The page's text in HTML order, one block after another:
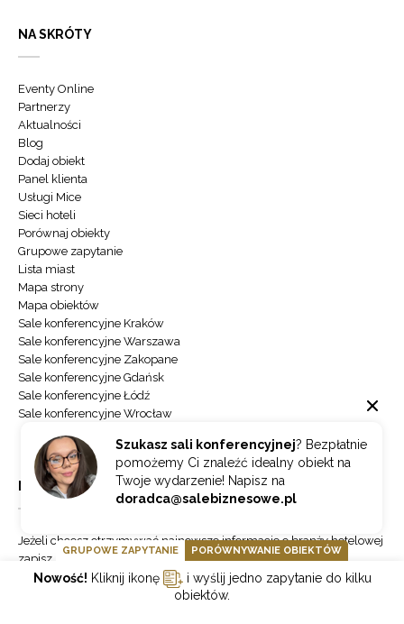
Szukasz sali konferencyjnej? Bezpłatnie
pomożemy Ci znaleźć idealny obiekt na
Twoje wydarzenie! Napisz na
doradca@salebiznesowe.pl
NA SKRÓTY
Eventy Online
Partnerzy
Aktualności
Blog
Dodaj obiekt
Panel klienta
Usługi Mice
Sieci hoteli
Porównaj obiekty
Grupowe zapytanie
Lista miast
Mapa strony
Mapa obiektów
Sale konferencyjne Kraków
Sale konferencyjne Warszawa
Sale konferencyjne Zakopane
Sale konferencyjne Gdańsk
Sale konferencyjne Łódź
Sale konferencyjne Wrocław
NEWSLETTER
Jeżeli chcesz otrzymywać najnowsze informacje o branży hotelowej
zapisz się do naszego newslettera.
GRUPOWE ZAPYTANIE PORÓWNYWANIE OBIEKTÓW
Nowość! Kliknij ikonę
i wyślij jedno zapytanie do kilku
obiektów.